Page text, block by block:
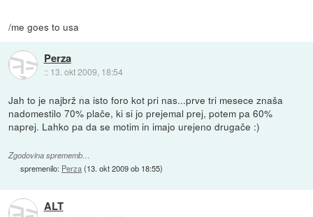
/me goes to usa
Perza
:: 13. okt 2009, 18:54
Jah to je najbrž na isto foro kot pri nas...prve tri mesece znaša
nadomestilo 70% plače, ki si jo prejemal prej, potem pa 60%
naprej. Lahko pa da se motim in imajo urejeno drugače :)
Zgodovina sprememb…
spremenilo: Perza(13. okt 2009 ob 18:55)
ALT